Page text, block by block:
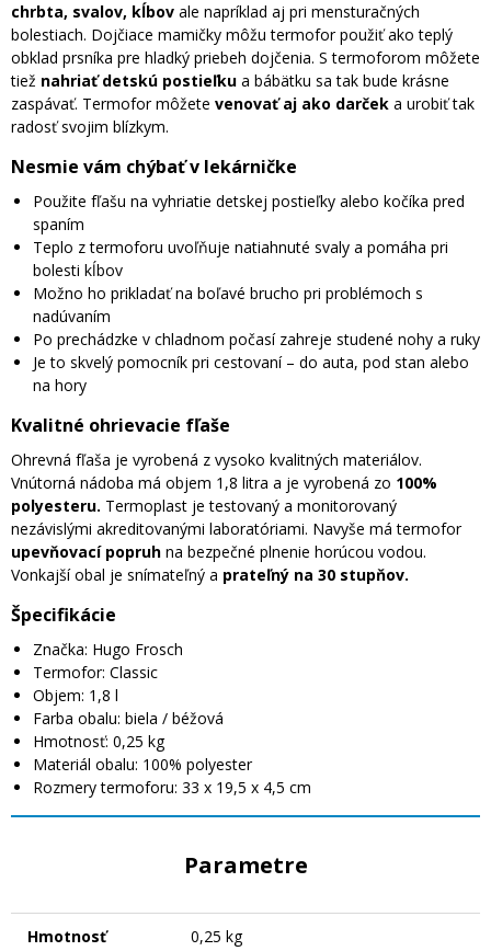
chrbta, svalov, kĺbov ale napríklad aj pri mensturačných
bolestiach. Dojčiace mamičky môžu termofor použiť ako teplý
obklad prsníka pre hladký priebeh dojčenia. S termoforom môžete
tiež nahriať detskú postieľku a bábätku sa tak bude krásne
zaspávať. Termofor môžete venovať aj ako darček a urobiť tak
radosť svojim blízkym.
Nesmie vám chýbať v lekárničke
Použite fľašu na vyhriatie detskej postieľky alebo kočíka pred
spaním
Teplo z termoforu uvoľňuje natiahnuté svaly a pomáha pri
bolesti kĺbov
Možno ho prikladať na boľavé brucho pri problémoch s
nadúvaním
Po prechádzke v chladnom počasí zahreje studené nohy a ruky
Je to skvelý pomocník pri cestovaní – do auta, pod stan alebo
na hory
Kvalitné ohrievacie fľaše
Ohrevná fľaša je vyrobená z vysoko kvalitných materiálov.
Vnútorná nádoba má objem 1,8 litra a je vyrobená zo 100%
polyesteru. Termoplast je testovaný a monitorovaný
nezávislými akreditovanými laboratóriami. Navyše má termofor
upevňovací popruh na bezpečné plnenie horúcou vodou.
Vonkajší obal je snímateľný a prateľný na 30 stupňov.
Špecifikácie
Značka: Hugo Frosch
Termofor: Classic
Objem: 1,8 l
Farba obalu: biela / béžová
Hmotnosť: 0,25 kg
Materiál obalu: 100% polyester
Rozmery termoforu: 33 x 19,5 x 4,5 cm
Parametre
Hmotnosť 0,25 kg